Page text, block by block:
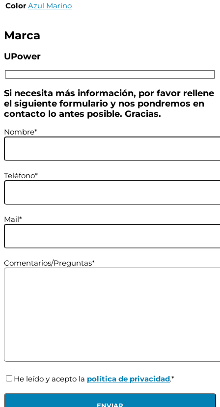
Color Azul Marino
Marca
UPower
Si necesita más información, por favor rellene
el siguiente formulario y nos pondremos en
contacto lo antes posible. Gracias.
Nombre*
Teléfono*
Mail*
Comentarios/Preguntas*
He leído y acepto la política de privacidad.*